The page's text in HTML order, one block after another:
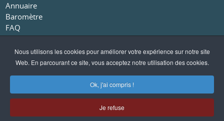
Annuaire
Baromètre
FAQ
Glossaire
Publications et rapports
À propos
Qui sommes-nous ?
Nous utilisons les cookies pour améliorer votre expérience sur notre site
Web. En parcourant ce site, vous acceptez notre utilisation des cookies.
Ok, j'ai compris !
Je refuse